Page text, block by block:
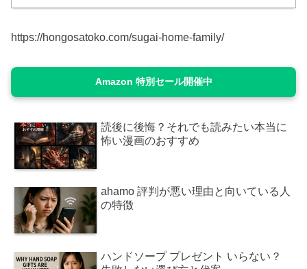
https://hongosatoko.com/sugai-home-family/
Amazon 特別セール開催中
読後に後悔？それでも読みたい本当に
怖い漫画のおすすめ
ahamo 評判が悪い理由と向いている人
の特徴
ハンドソープ プレゼント いらない？